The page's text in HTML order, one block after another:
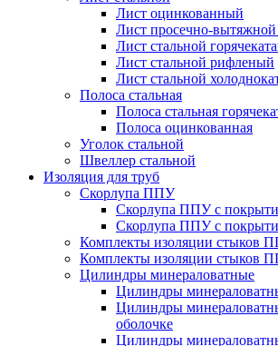
Лист оцинкованный
Лист просечно-вытяжной
Лист стальной
Лист стальной рифленый
Лист стальной
Полоса стальная
Полоса стальная
Полоса оцинкованная
Уголок стальной
Швеллер стальной
Изоляция для труб
Скорлупа ППУ
Скорлупа ППУ с
Скорлупа ППУ с
Комплекты изоляции стыков
Комплекты изоляции стыков
Цилиндры минераловатные
Цилиндры
Цилиндры
оболочке
Цилиндры